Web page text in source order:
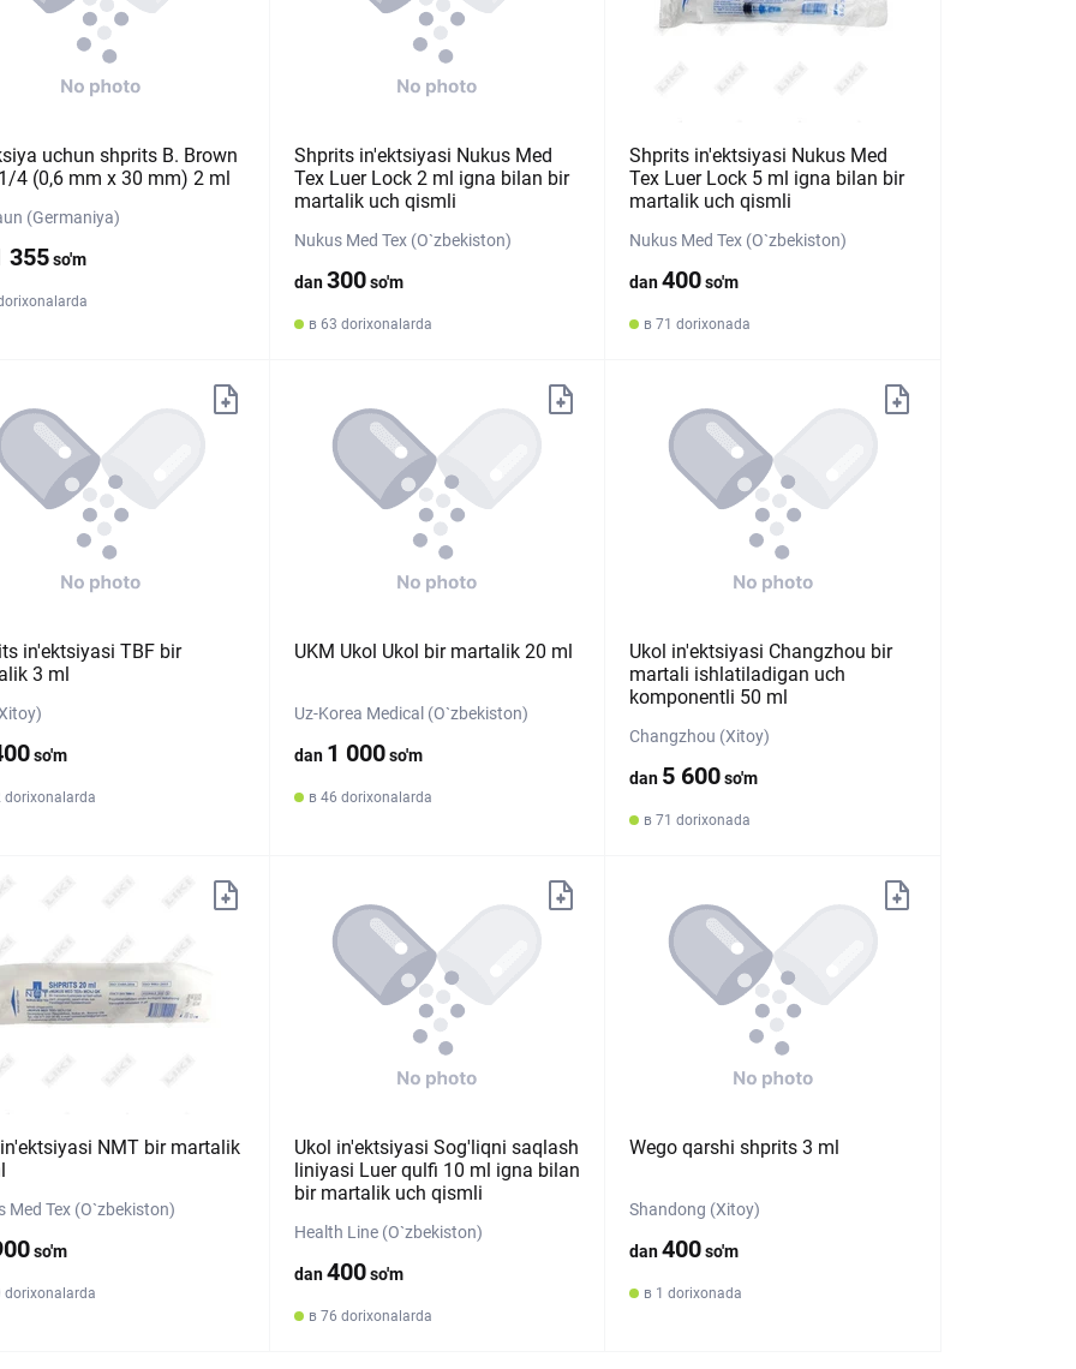
uchun shprits B. Brown
4 (0,6 mm х 30 mm) 2 ml
(Germaniya)
355so'm
Shprits in'ektsiyasi Nukus Med
Tex Luer Lock 2 ml igna bilan bir
martalik uch qismli
Nukus Med Tex (O`zbekiston)
dan300so'm
в 63 dorixonalarda
Shprits in'ektsiyasi Nukus Med
Tex Luer Lock 5 ml igna bilan bir
martalik uch qismli
Nukus Med Tex (O`zbekiston)
dan400so'm
в 71 dorixonada
in'ektsiyasi TBF bir
3 ml
so'm
dorixonalarda
UKM Ukol Ukol bir martalik 20 ml
Uz-Korea Medical (O`zbekiston)
dan 1 000so'm
в 46 dorixonalarda
Ukol in'ektsiyasi Changzhou bir
martali ishlatiladigan uch
komponentli 50 ml
Changzhou (Xitoy)
dan 5 600so'm
в 71 dorixonada
NMT bir martalik
Med Tex (O`zbekiston)
so'm
dorixonalarda
Ukol in'ektsiyasi Sog'liqni saqlash
liniyasi Luer qulfi 10 ml igna bilan
bir martalik uch qismli
Health Line (O`zbekiston)
dan400so'm
в 76 dorixonalarda
Wego qarshi shprits 3 ml
Shandong (Xitoy)
dan400so'm
в 1 dorixonada